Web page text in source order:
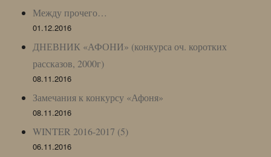
Между прочего…
01.12.2016
ДНЕВНИК «АФОНИ» (конкурса оч. коротких
рассказов, 2000г)
08.11.2016
Замечания к конкурсу «Афоня»
08.11.2016
WINTER 2016-2017 (5)
06.11.2016